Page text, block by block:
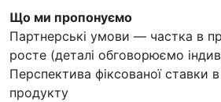
Що ми пропонуємо
Партнерські умови — частка в
росте (деталі обговорюємо
Перспектива фіксованої ставки
продукту